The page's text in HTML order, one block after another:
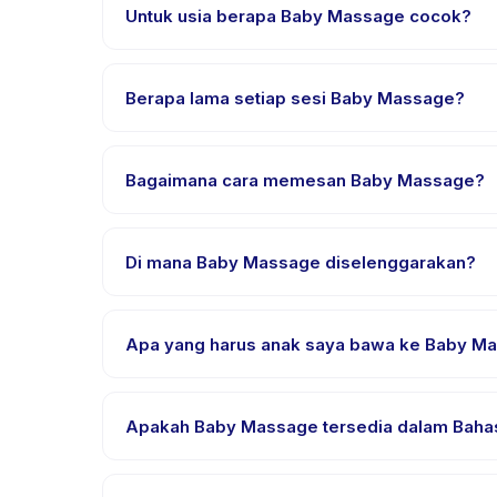
Untuk usia berapa Baby Massage cocok?
anak mendapat tantangan yang sesuai.
Berapa lama setiap sesi Baby Massage?
Bagaimana cara memesan Baby Massage?
pembayaran berhasil.
Di mana Baby Massage diselenggarakan?
Apa yang harus anak saya bawa ke Baby
Apakah Baby Massage tersedia dalam